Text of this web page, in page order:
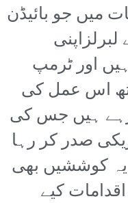
میں جو بائیڈن
اور ٹرمپ
اس عمل کی
رہے ہیں جس کی
صدر کر رہا
کوششیں بھی
کیے